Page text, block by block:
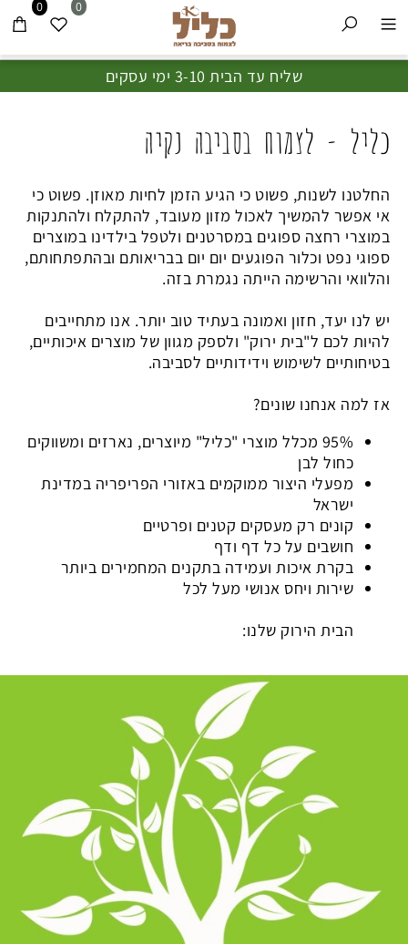
שליח עד הבית 3-10 ימי עסקים
0 0
כליל - לצמוח בסביבה נקיה
החלטנו לשנות, פשוט כי הגיע הזמן לחיות מאוזן. פשוט כי
אי אפשר להמשיך לאכול מזון מעובד, להתקלח ולהתנקות
במוצרי רחצה ספוגים במסרטנים ולטפל בילדינו במוצרים
ספוגי נפט וכלור הפוגעים יום יום בבריאותם ובהתפתחותם,
והלוואי והרשימה הייתה נגמרת בזה.
יש לנו יעד, חזון ואמונה בעתיד טוב יותר. אנו מתחייבים
להיות לכם ל"בית ירוק" ולספק מגוון של מוצרים איכותיים,
בטיחותיים לשימוש וידידותיים לסביבה.
אז למה אנחנו שונים?
95% מכלל מוצרי "כליל" מיוצרים, נארזים ומשווקים
כחול לבן
מפעלי היצור ממוקמים באזורי הפריפריה במדינת
ישראל
קונים רק מעסקים קטנים ופרטיים
חושבים על כל דף ודף
בקרת איכות ועמידה בתקנים המחמירים ביותר
שירות ויחס אנושי מעל לכל
הבית הירוק שלנו: